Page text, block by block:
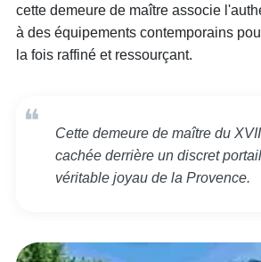
cette demeure de maître associe
à des équipements contemporains
la fois raffiné et ressourçant.
Cette demeure de maître du
cachée derrière un discret
véritable joyau de la Provence.